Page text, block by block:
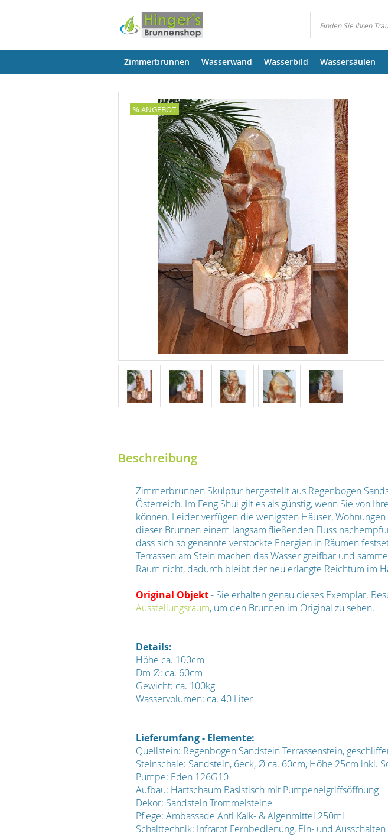
Suchen
Zimmerbrunnen Wasserwand Wasserbild Wassersäulen
% ANGEBOT
Beschreibung
Zimmerbrunnen Skulptur hergestellt aus Regenbogen
Österreich. Im Feng Shui gilt es als günstig, wenn Sie von
können. Leider verfügen die wenigsten Häuser,
dieser Brunnen einem langsam fließenden Fluss
dass sich so genannte verstockte Energien in Räumen
Terrassen am Stein machen das Wasser greifbar und
Raum nicht, dadurch bleibt der neu erlangte Reichtum im
Original Objekt- Sie erhalten genau dieses Exemplar.
Ausstellungsraum, um den Brunnen im Original zu sehen.
Details:
Höhe ca. 100cm
Dm Ø: ca. 60cm
Gewicht: ca. 100kg
Wasservolumen: ca. 40 Liter
Lieferumfang - Elemente:
Quellstein: Regenbogen Sandstein Terrassenstein,
Steinschale: Sandstein, 6eck, Ø ca. 60cm, Höhe 25cm inkl.
Pumpe: Eden 126G10
Aufbau: Hartschaum Basistisch mit Pumpeneigriffsöffnung
Dekor: Sandstein Trommelsteine
Pflege: Ambassade Anti Kalk- & Algenmittel 250ml
Schalttechnik: Infrarot Fernbedienung, Ein- und